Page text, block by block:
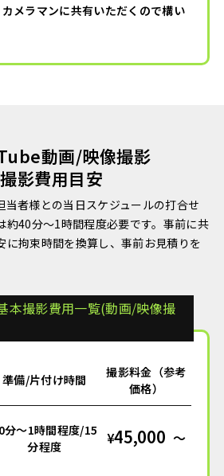
メラマンに共有いただくので構い
動画/映像撮影
影費用目安
当者様との当日スケジュールの打合せ
約40分～1時間程度必要です。事前に共
に拘束時間を換算し、事前お見積りを
本撮影費用一覧(動画/映像撮
準備/片付け時間
撮影料金（参考
価格）
分～1時間程度/15
分程度
¥45,000 〜